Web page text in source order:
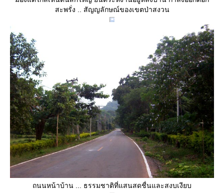
สะพรั่ง .. สัญญลักษณ์ของเขตป่าสงวน
ถนนหน้าบ้าน ... ธรรมชาติที่แสนสดชื่นและสงบเงียบ